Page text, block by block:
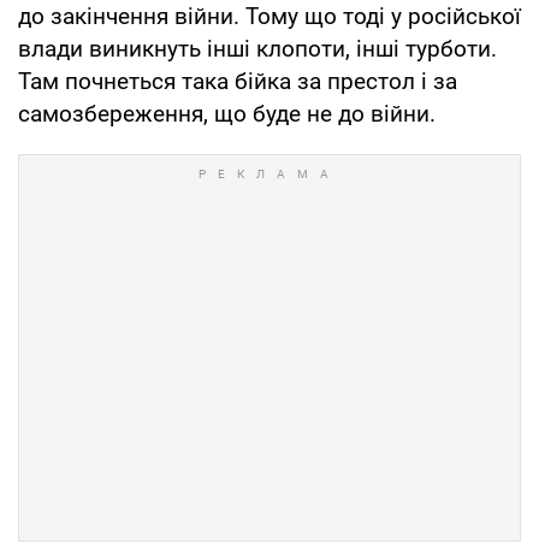
до закінчення війни. Тому що тоді у російської
влади виникнуть інші клопоти, інші турботи.
Там почнеться така бійка за престол і за
самозбереження, що буде не до війни.